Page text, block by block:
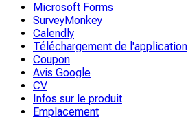
Microsoft Forms
SurveyMonkey
Calendly
Téléchargement de l'application
Coupon
Avis Google
CV
Infos sur le produit
Emplacement